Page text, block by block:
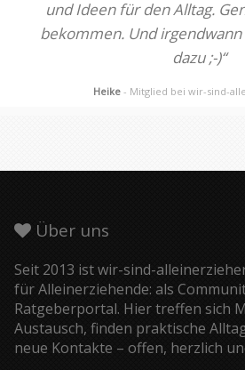
und Ideen für den Alltag.
bekommen. Und
dazu ;-)“
Heike - Mitglied bei wir-sind-
Über uns
Seit 2013 ist wir-sind-
für Alleinerziehende: als
Ratgeberportal. Hier treffen sich
Austausch, finden praktische
neue Kontakte – offen, herzlich